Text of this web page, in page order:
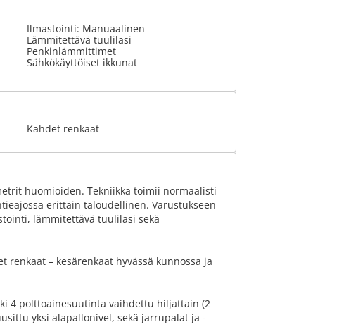
Ilmastointi: Manuaalinen
Lämmitettävä tuulilasi
Penkinlämmittimet
Sähkökäyttöiset ikkunat
Kahdet renkaat
huomioiden. Tekniikka toimii normaalisti
erittäin taloudellinen. Varustukseen
lämmitettävä tuulilasi sekä
renkaat – kesärenkaat hyvässä kunnossa ja
4 polttoainesuutinta vaihdettu hiljattain (2
yksi alapallonivel, sekä jarrupalat ja -